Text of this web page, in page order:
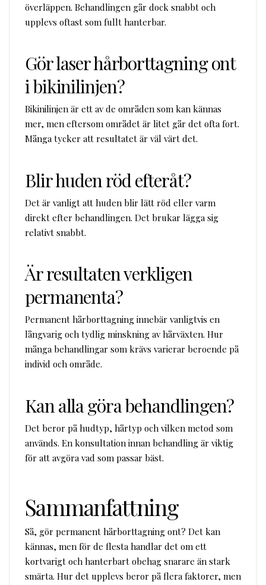
överläppen. Behandlingen går dock snabbt och
upplevs oftast som fullt hanterbar.
Gör laser hårborttagning ont
i bikinilinjen?
Bikinilinjen är ett av de områden som kan kännas
mer, men eftersom området är litet går det ofta fort.
Många tycker att resultatet är väl värt det.
Blir huden röd efteråt?
Det är vanligt att huden blir lätt röd eller varm
direkt efter behandlingen. Det brukar lägga sig
relativt snabbt.
Är resultaten verkligen
permanenta?
Permanent hårborttagning innebär vanligtvis en
långvarig och tydlig minskning av hårväxten. Hur
många behandlingar som krävs varierar beroende på
individ och område.
Kan alla göra behandlingen?
Det beror på hudtyp, hårtyp och vilken metod som
används. En konsultation innan behandling är viktig
för att avgöra vad som passar bäst.
Sammanfattning
Så, gör permanent hårborttagning ont? Det kan
kännas, men för de flesta handlar det om ett
kortvarigt och hanterbart obehag snarare än stark
smärta. Hur det upplevs beror på flera faktorer, men